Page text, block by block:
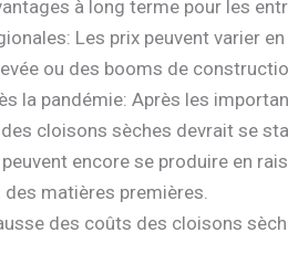
à long terme pour les
Les prix peuvent varier
ou des booms de
la pandémie: Après les
cloisons sèches devrait se
encore se produire en
matières premières.
des coûts des cloisons